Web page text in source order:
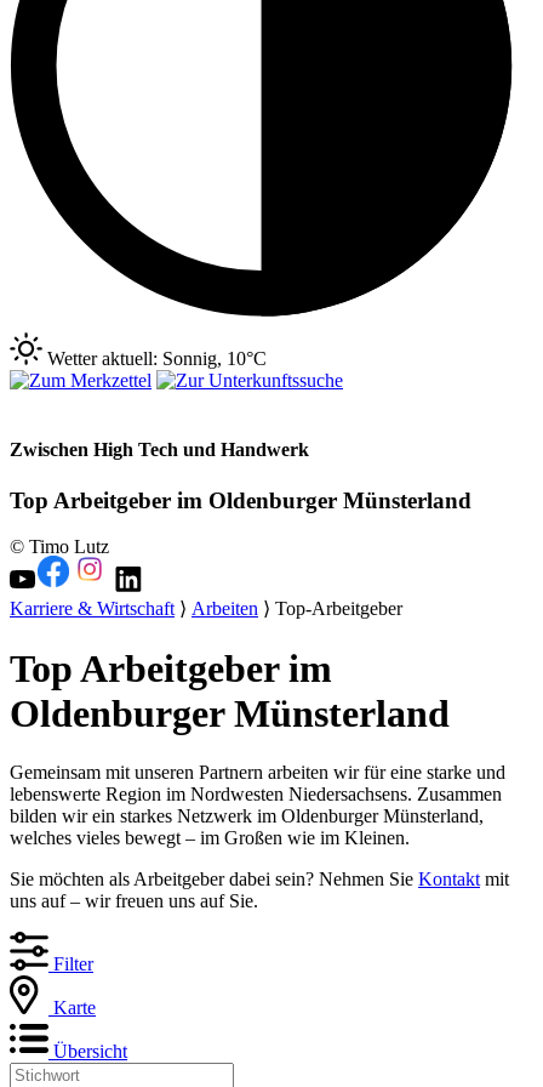
Wetter aktuell: Sonnig, 10°C
Zwischen High Tech und Handwerk
Top Arbeitgeber im Oldenburger Münsterland
© Timo Lutz
Karriere & Wirtschaft⟩ Arbeiten ⟩ Top-Arbeitgeber
Top Arbeitgeber im
Oldenburger Münsterland
Gemeinsam mit unseren Partnern arbeiten wir für eine starke und
lebenswerte Region im Nordwesten Niedersachsens. Zusammen
bilden wir ein starkes Netzwerk im Oldenburger Münsterland,
welches vieles bewegt – im Großen wie im Kleinen.
Sie möchten als Arbeitgeber dabei sein? Nehmen Sie Kontakt mit
uns auf – wir freuen uns auf Sie.
Filter
Karte
Übersicht